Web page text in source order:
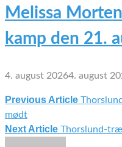
Melissa
kamp den 21.
4. august 20264. august
Previous Article
mødt
Next Article Thorslund-